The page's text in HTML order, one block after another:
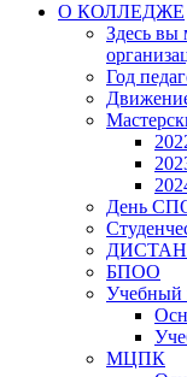
О КОЛЛЕДЖЕ
Здесь вы
Год
День
БПОО
МЦПК